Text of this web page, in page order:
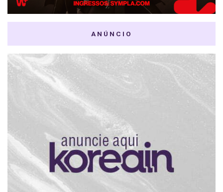
ANÚNCIO